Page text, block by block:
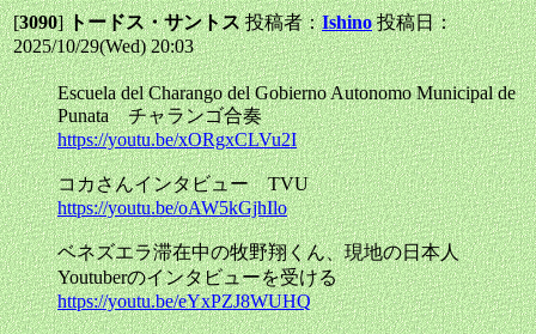
[3090]トードス・サントス投稿者：Ishino 投稿日：
2025/10/29(Wed) 20:03
Escuela del Charango del Gobierno Autonomo Municipal de
Punata チャランゴ合奏
https://youtu.be/xORgxCLVu2I
コカさんインタビュー TVU
https://youtu.be/oAW5kGjhIlo
ベネズエラ滞在中の牧野翔くん、現地の日本人
Youtuberのインタビューを受ける
https://youtu.be/eYxPZJ8WUHQ